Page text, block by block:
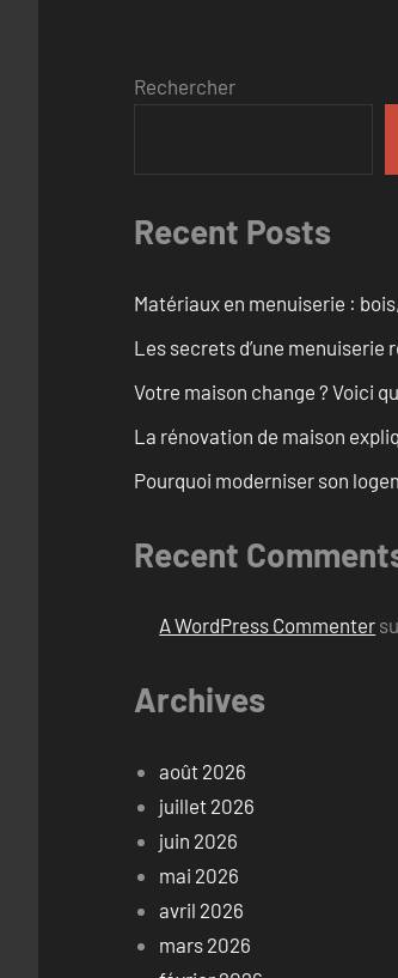
Rechercher
Recent Posts
Matériaux en menuiserie :
Les secrets d’une
Votre maison change ? Voici
La rénovation de maison
Pourquoi moderniser son
Recent
A WordPress Commenter
Archives
août 2026
juillet 2026
juin 2026
mai 2026
avril 2026
mars 2026